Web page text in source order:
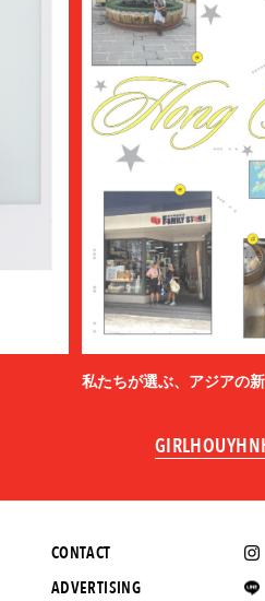
私たちが選ぶ、アジアの
CONTACT
ADVERTISING